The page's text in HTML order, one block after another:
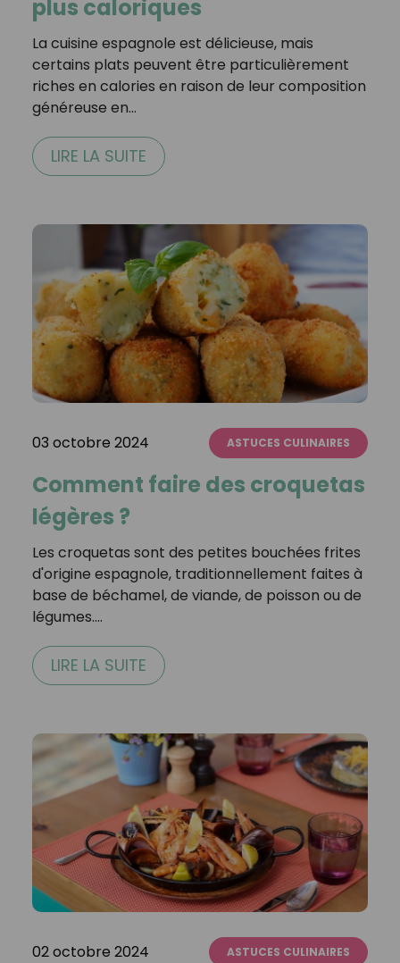
plus caloriques
La cuisine espagnole est délicieuse, mais
certains plats peuvent être particulièrement
riches en calories en raison de leur composition
généreuse en…
LIRE LA SUITE
03 octobre 2024 ASTUCES CULINAIRES
Comment faire des croquetas
légères ?
Les croquetas sont des petites bouchées frites
d'origine espagnole, traditionnellement faites à
base de béchamel, de viande, de poisson ou de
légumes.…
LIRE LA SUITE
02 octobre 2024 ASTUCES CULINAIRES